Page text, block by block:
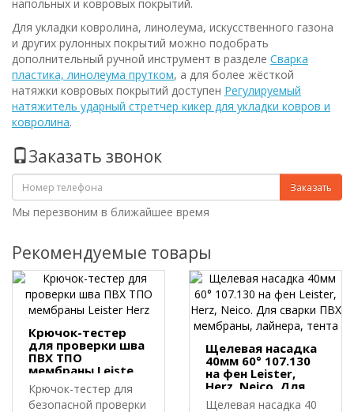
напольных и ковровых покрытий.
Для укладки ковролина, линолеума, искусственного газона
и других рулонных покрытий можно подобрать
дополнительный ручной инструмент в разделе Сварка
пластика, линолеума прутком, а для более жёсткой
натяжки ковровых покрытий доступен Регулируемый
натяжитель ударный стретчер кикер для укладки ковров и
ковролина.
Заказать звонок
Заказать
Мы перезвоним в ближайшее время
Рекомендуемые товары
Крючок-тестер
для проверки шва
ПВХ ТПО
мембраны Leister
Herz
Крючок-тестер для
безопасной проверки
Щелевая насадка
40мм 60° 107.130
на фен Leister,
Herz, Neico. Для
сварки ПВХ
Щелевая насадка 40